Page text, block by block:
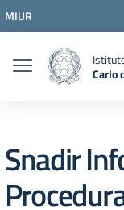
Vai al menu di
Vai al footer
MIUR
Carlo
Snadir